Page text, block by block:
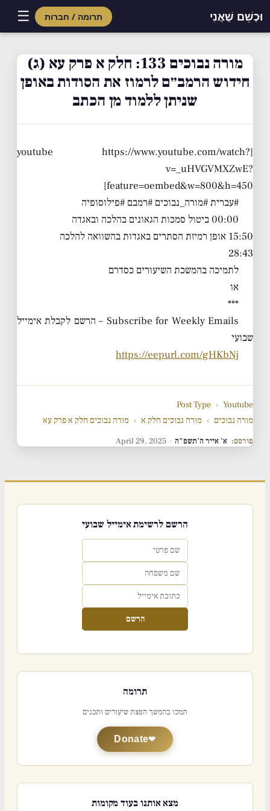
וּכְשֵׁם שֶׁאֲנִי תרומה / חברות ☰
contentמורה נבוכים 133: חלק א פרק עא (ג)
חידוש הרמב״ם לרמוז את הסודות באופן
שניתן ללמוד מן הכתב
[youtube https://www.youtube.com/watch?
v=_uHVGVMXZwE?
feature=oembed&w=800&h=450]
#עברית #מורה_נבוכים #רמבם #פילוסופיה
00:00 ביטול סמכות הגאונים בהלכה ובאגדה
15:50 אופן רמיזת הסתרים באגדות בהשוואה להלכה
28:43
לתמיכה בהמשכת השיעורים כסדרם
או
***
Subscribe for Weekly Emails – הרשם לקבלת אימייל
שבועי
https://eepurl.com/gHKbNj
Post Type › Youtube
מורה נבוכים › מורה נבוכים חלק א › מורה נבוכים חלק א פרק עא
פורסם: א' אייר ה'תשפ"ה ·
April 29, 2025
הרשם לרשימת אימייל שבועי
הרשם
תרומה
תמכו בהמשך הפצת שיעורים ותכנים
Donate
מצא אותנו בעוד מקומות